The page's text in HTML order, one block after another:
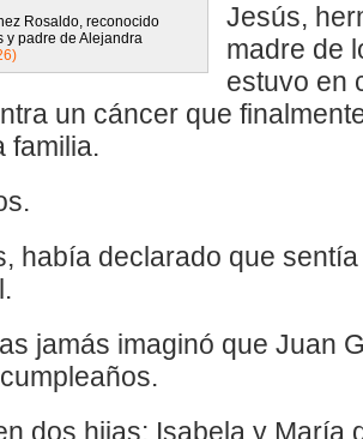
Rosaldo, reconocido
y padre de Alejandra
Jesús,
madre de
estuvo en
un cáncer que
familia.
había declarado que
jamás imaginó que Juan
dos hijas: Isabela y María